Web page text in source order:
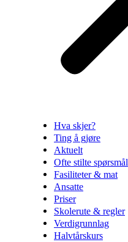
Hva skjer?
Ting å gjøre
Aktuelt
Ofte stilte spørsmål
Fasiliteter & mat
Ansatte
Priser
Skolerute & regler
Verdigrunnlag
Halvtårskurs